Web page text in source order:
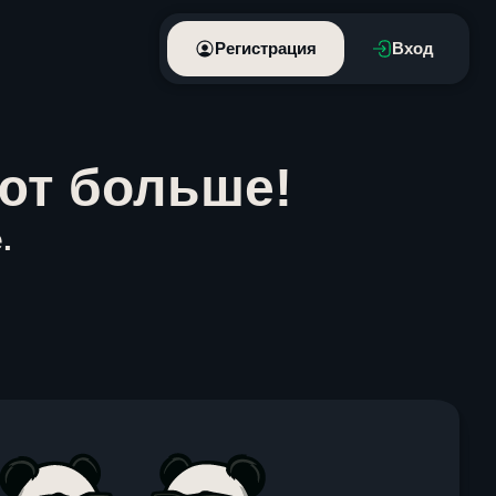
Регистрация Вход
больше!